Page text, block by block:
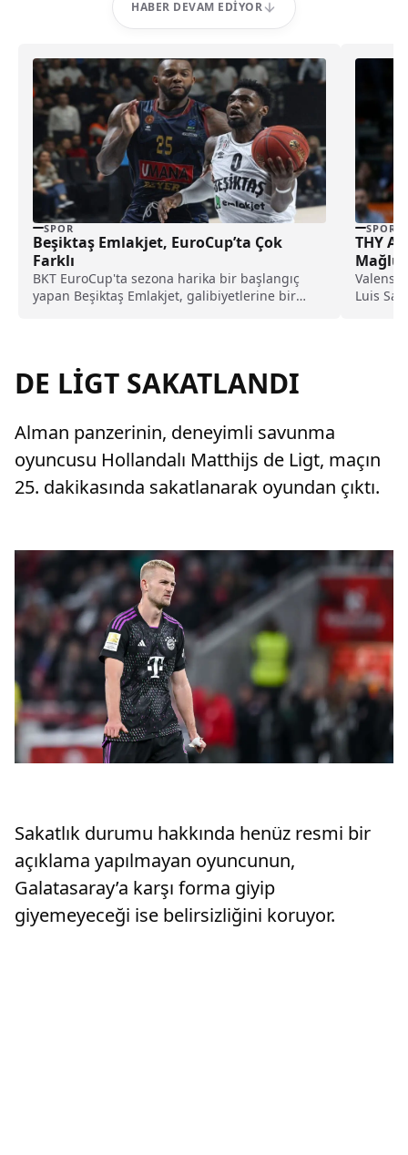
HABER DEVAM EDIYOR
SPOR
Beşiktaş Emlakjet, EuroCup’ta Çok
Farklı
BKT EuroCup'ta sezona harika bir başlangıç
yapan Beşiktaş Emlakjet, galibiyetlerine bir
SPOR
THY
Luis
DE LİGT SAKATLANDI
Alman panzerinin, deneyimli savunma
oyuncusu Hollandalı Matthijs de Ligt, maçın
25. dakikasında sakatlanarak oyundan çıktı.
Sakatlık durumu hakkında henüz resmi bir
açıklama yapılmayan oyuncunun,
Galatasaray’a karşı forma giyip
giyemeyeceği ise belirsizliğini koruyor.